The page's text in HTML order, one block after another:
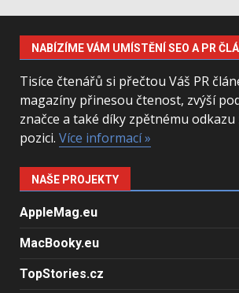
NABÍZÍME VÁM UMÍSTĚNÍ SEO A PR
Tisíce čtenářů si přečtou Váš PR
magazíny přinesou čtenost, zvýší
značce a také díky zpětnému odkazu
pozici. Více informací »
NAŠE PROJEKTY
AppleMag.eu
MacBooky.eu
TopStories.cz